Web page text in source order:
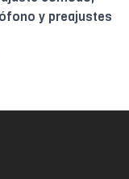
y preajustes